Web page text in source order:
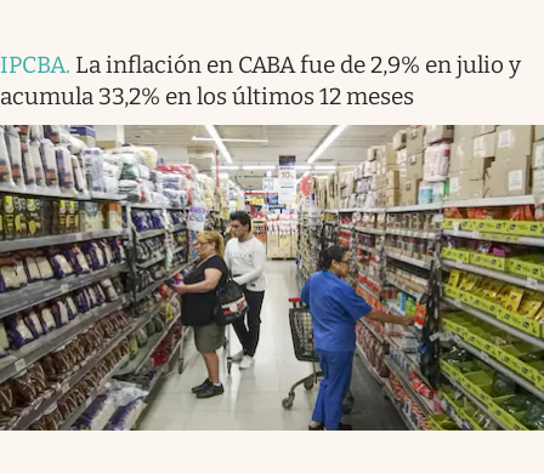
IPCBA. La inflación en CABA fue de 2,9% en julio y
acumula 33,2% en los últimos 12 meses